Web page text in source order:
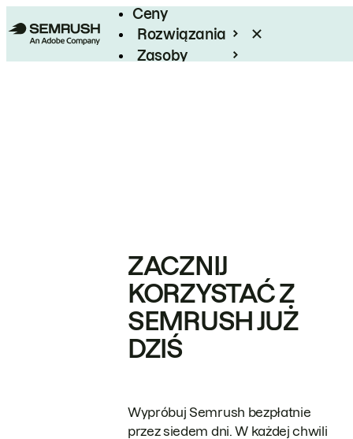
Ceny
Rozwiązania
Zasoby
ZACZNIJ
KORZYSTAĆ Z
SEMRUSH JUŻ
DZIŚ
Wypróbuj Semrush bezpłatnie
przez siedem dni. W każdej chwili